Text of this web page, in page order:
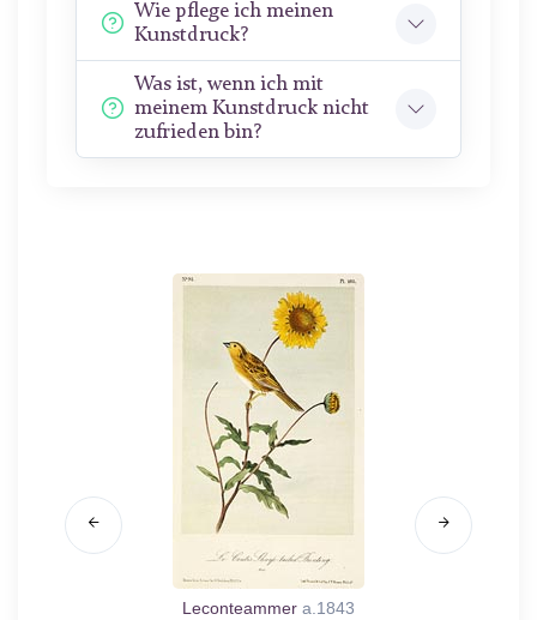
Wie pflege ich meinen
Kunstdruck?
Was ist, wenn ich mit
meinem Kunstdruck nicht
zufrieden bin?
Leconteammer a.1843